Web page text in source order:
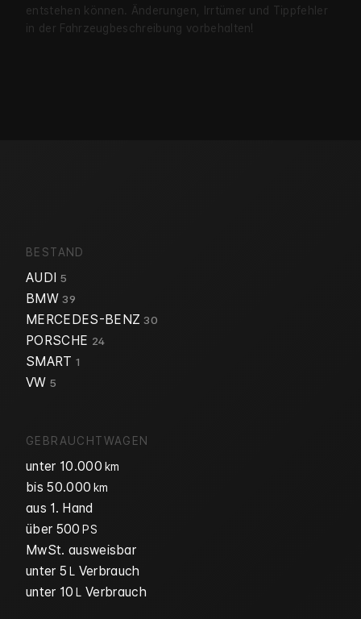
entstehen können. Änderungen, Irrtümer und Tipp­fehler
in der Fahrzeug­beschreibung vorbehalten!
BESTAND
AUDI 5
BMW39
MERCEDES-BENZ30
PORSCHE 24
SMART 1
VW 5
GEBRAUCHTWAGEN
unter 10.000 km
bis 50.000 km
aus 1. Hand
über 500 PS
MwSt. ausweisbar
unter 5 L Verbrauch
unter 10 L Verbrauch